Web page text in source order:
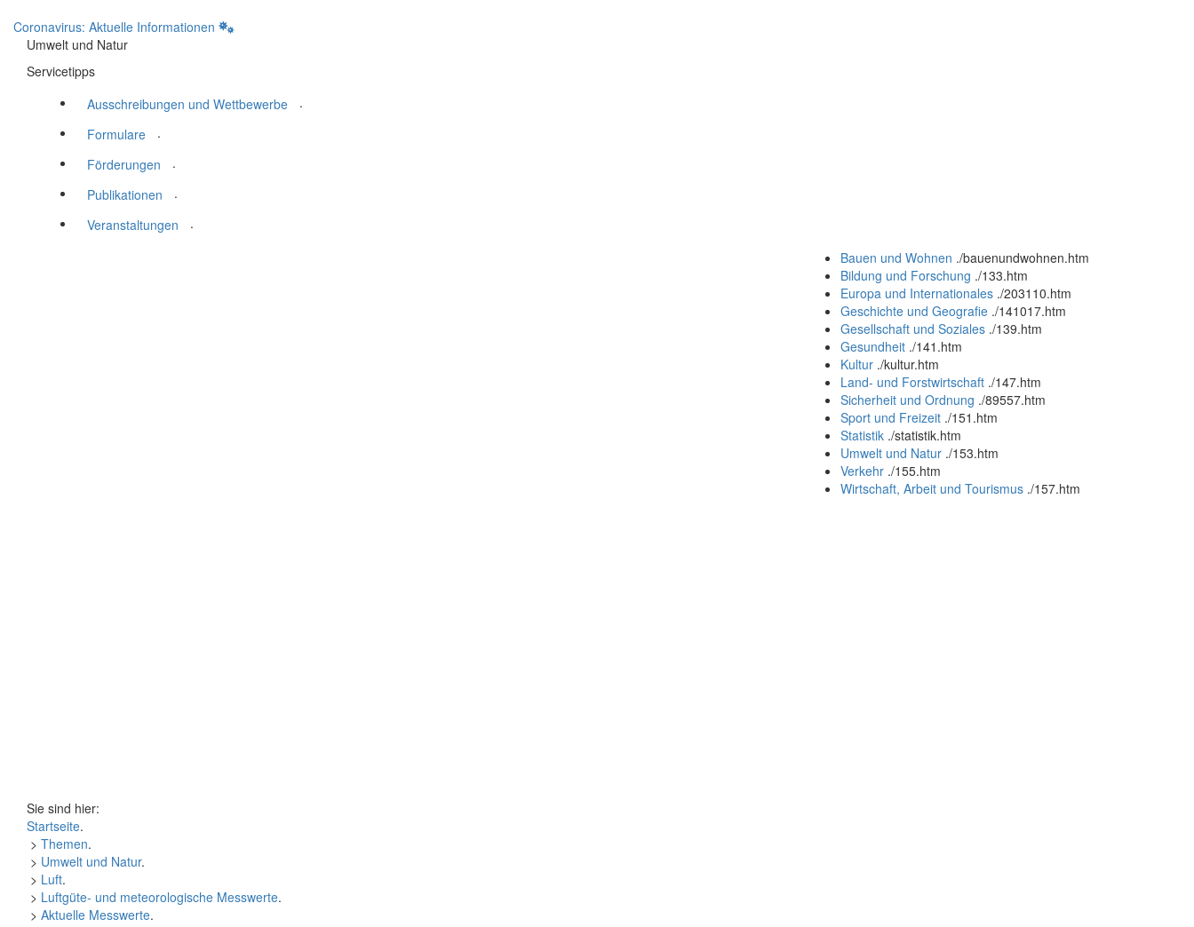
Coronavirus: Aktuelle Informationen
Umwelt und Natur
Servicetipps
Ausschreibungen und Wettbewerbe
.
Formulare
.
Förderungen
.
Publikationen
.
Veranstaltungen
.
Bauen und Wohnen ./bauenundwohnen.htm
Bildung und Forschung ./133.htm
Europa und Internationales ./203110.htm
Geschichte und Geografie ./141017.htm
Gesellschaft und Soziales ./139.htm
Gesundheit ./141.htm
Kultur ./kultur.htm
Land- und Forstwirtschaft ./147.htm
Sicherheit und Ordnung ./89557.htm
Sport und Freizeit ./151.htm
Statistik ./statistik.htm
Umwelt und Natur ./153.htm
Verkehr ./155.htm
Wirtschaft, Arbeit und Tourismus ./157.htm
Sie sind hier:
Startseite.
> Themen.
> Umwelt und Natur.
> Luft.
> Luftgüte- und meteorologische Messwerte.
> Aktuelle Messwerte.